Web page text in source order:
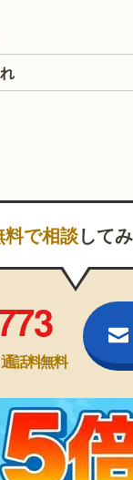
料で相談して
通話料無料